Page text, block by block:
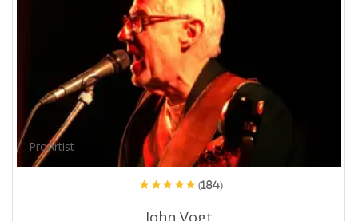
ProArtist
(184)
John Vogt